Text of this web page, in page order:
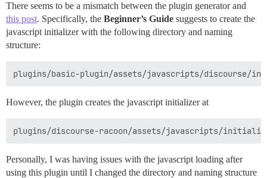
There seems to be a mismatch between the plugin generator and
this post. Specifically, the Beginner’s Guide suggests to create the
javascript initializer with the following directory and naming
structure:
However, the plugin creates the javascript initializer at
Personally, I was having issues with the javascript loading after
using this plugin until I changed the directory and naming structure